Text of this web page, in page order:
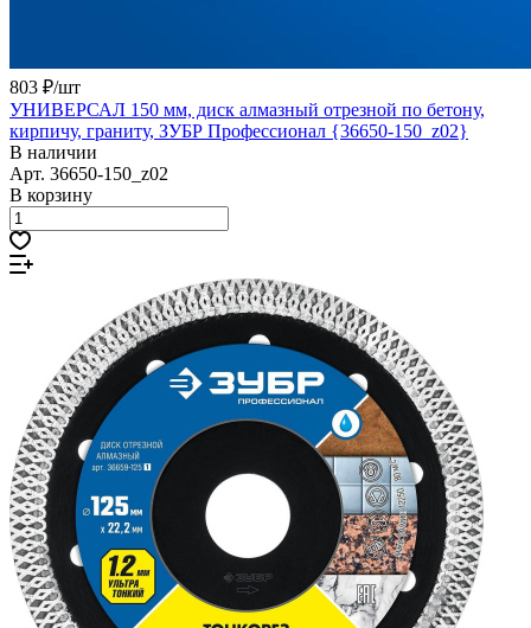
803 ₽/шт
УНИВЕРСАЛ 150 мм, диск алмазный отрезной по бетону,
кирпичу, граниту, ЗУБР Профессионал {36650-150_z02}
В наличии
Арт. 36650-150_z02
В корзину